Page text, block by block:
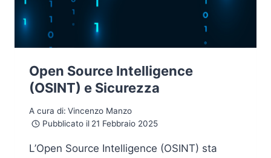
Open Source Intelligence
(OSINT) e Sicurezza
A cura di: Vincenzo Manzo
Pubblicato il 21 Febbraio 2025
L’Open Source Intelligence (OSINT) sta